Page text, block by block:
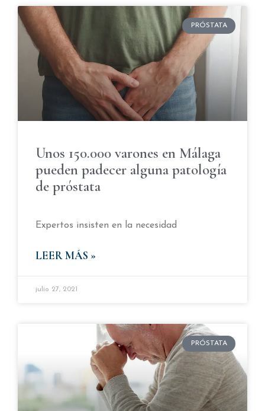
PRÓSTATA
Unos 150.000 varones en Málaga
pueden padecer alguna patología
de próstata
Expertos insisten en la necesidad
LEER MÁS »
julio 27, 2021
PRÓSTATA